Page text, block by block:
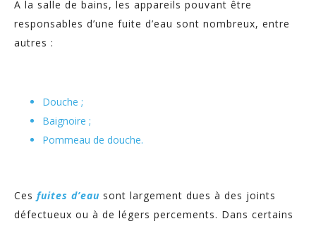
A la salle de bains, les appareils pouvant être
responsables d’une fuite d’eau sont nombreux, entre
autres :
Douche ;
Baignoire ;
Pommeau de douche.
Ces fuites d’eau sont largement dues à des joints
défectueux ou à de légers percements. Dans certains